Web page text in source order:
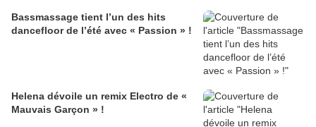
Bassmassage tient l’un des hits
dancefloor de l’été avec « Passion » !
Helena dévoile un remix Electro de «
Mauvais Garçon » !